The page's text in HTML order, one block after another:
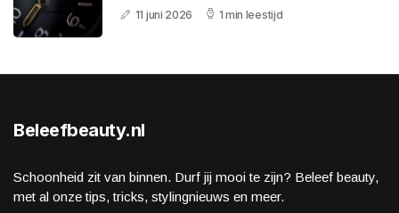
11 juni 2026 1 min leestijd
Beleefbeauty.nl
Schoonheid zit van binnen. Durf jij mooi te zijn? Beleef beauty,
met al onze tips, tricks, stylingnieuws en meer.